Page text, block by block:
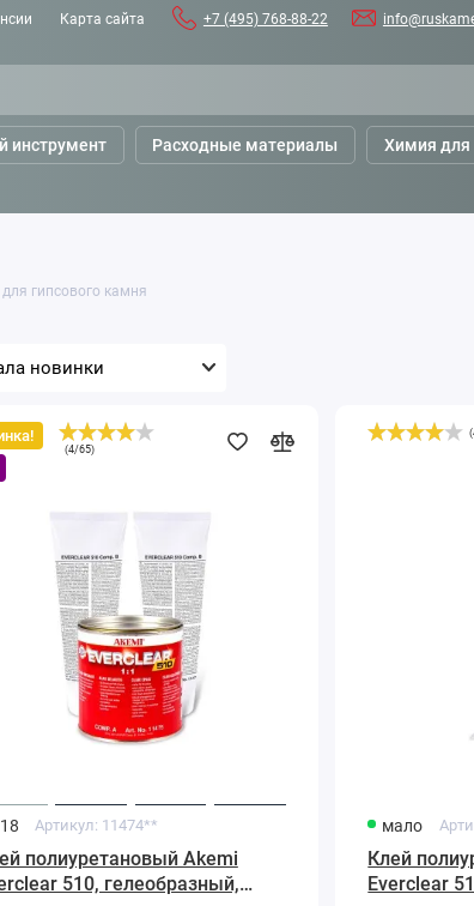
Карта сайта +7 (495) 768-88-22
инструмент Расходные материалы Химия для
гипсового камня
(4/65)
Артикул: 11474**
полиуретановый Akemi
510, гелеобразный,
Клей
(
мало
Клей
Everclear